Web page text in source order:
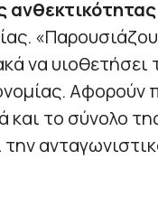
να
Αφορούν
και το σύνολο